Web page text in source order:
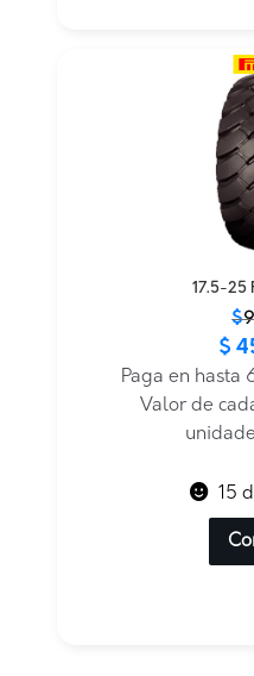
17.5-25
$
original
actual
$455.635.
$
Paga en hasta
Valor de
15